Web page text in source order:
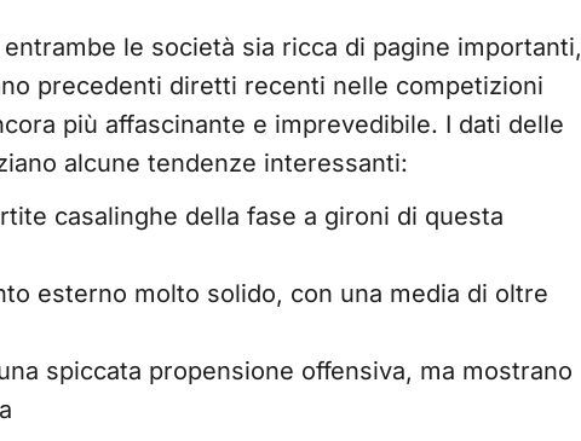
le società sia ricca di pagine importanti,
precedenti diretti recenti nelle competizioni
più affascinante e imprevedibile. I dati delle
alcune tendenze interessanti:
casalinghe della fase a gironi di questa
esterno molto solido, con una media di oltre
spiccata propensione offensiva, ma mostrano